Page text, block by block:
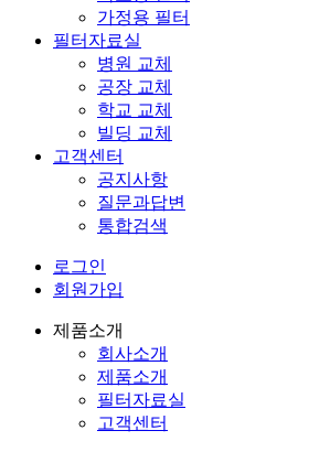
가정용 필터
필터자료실
병원 교체
공장 교체
학교 교체
빌딩 교체
고객센터
공지사항
질문과답변
통합검색
로그인
회원가입
제품소개
회사소개
제품소개
필터자료실
고객센터